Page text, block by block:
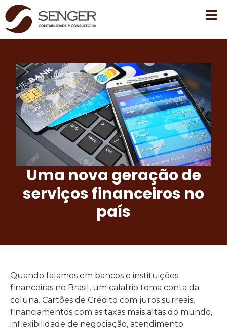
Uma nova geração de
serviços financeiros no
país
Quando falamos em bancos e instituições
financeiras no Brasil, um calafrio toma conta da
coluna. Cartões de Crédito com juros surreais,
financiamentos com as taxas mais altas do mundo,
inflexibilidade de negociação, atendimento